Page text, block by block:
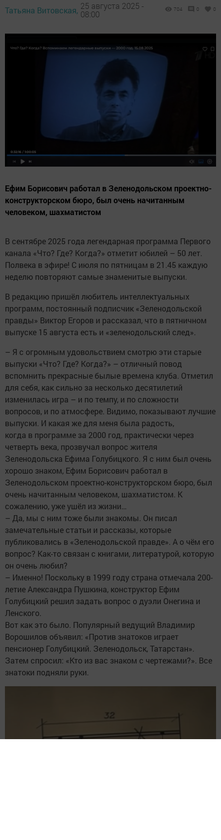
Татьяна Витовская, 25 августа 2025 -
08:00
704 0 0
Ефим Борисович работал в Зеленодольском проектно-
конструкторском бюро, был очень начитанным
человеком, шахматистом
В сентябре 2025 года легендарная программа Первого
канала «Что? Где? Когда?» отметит юбилей – 50 лет.
Полвека в эфире! С июля по пятницам в 21.45 каждую
неделю повторяют самые знаменитые выпуски.
В редакцию пришёл любитель интеллектуальных
программ, постоянный подписчик «Зеленодольской
правды» Виктор Егоров и рассказал, что в пятничном
выпуске 15 августа есть и «зеленодольский след».
– Я с огромным удовольствием смотрю эти старые
выпуски «Что? Где? Когда?» – отличный повод
вспомнить прекрасные былые времена клуба. Отметил
для себя, как сильно за несколько десятилетий
изменилась игра – и по темпу, и по сложности
вопросов, и по атмосфере. Видимо, показывают лучшие
выпуски. И какая же для меня была радость,
когда в программе за 2000 год, практически через
четверть века, прозвучал вопрос жителя
Зеленодольска Ефима Голубицкого. Я с ним был очень
хорошо знаком, Ефим Борисович работал в
Зеленодольском проектно-конструкторском бюро, был
очень начитанным человеком, шахматистом. К
сожалению, уже ушёл из жизни…
– Да, мы с ним тоже были знакомы. Он писал
замечательные статьи и рассказы, которые
публиковались в «Зеленодольской правде». А о чём его
вопрос? Как-то связан с книгами, литературой, которую
он очень любил?
– Именно! Поскольку в 1999 году страна отмечала 200-
летие Александра Пушкина, конструктор Ефим
Голубицкий решил задать вопрос о дуэли Онегина и
Ленского.
Вот как это было. Популярный ведущий Владимир
Ворошилов объявил: «Против знатоков играет
пенсионер Голубицкий. Зеленодольск, Татарстан».
Затем спросил: «Кто из вас знаком с чертежами?». Все
знатоки подняли руки.